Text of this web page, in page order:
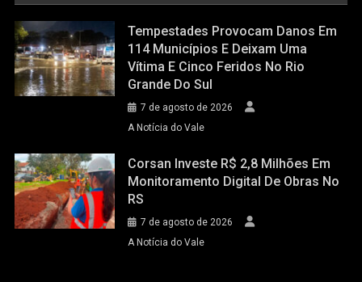
Tempestades Provocam Danos Em
114 Municípios E Deixam Uma
Vítima E Cinco Feridos No Rio
Grande Do Sul
7 de agosto de 2026
A Notícia do Vale
Corsan Investe R$ 2,8 Milhões Em
Monitoramento Digital De Obras No
RS
7 de agosto de 2026
A Notícia do Vale